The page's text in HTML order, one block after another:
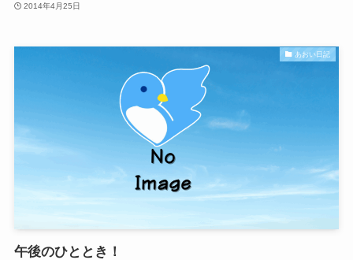
2014年4月25日
あおい日記
午後のひととき！